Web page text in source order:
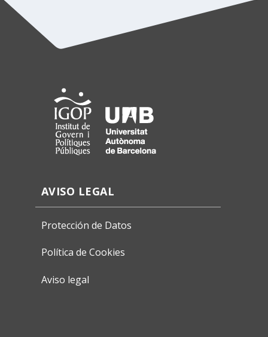
AVISO LEGAL
Protección de Datos
Política de Cookies
Aviso legal